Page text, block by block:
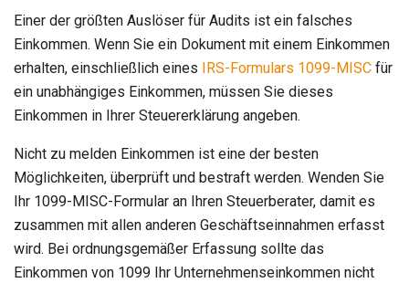
Einer der größten Auslöser für Audits ist ein falsches
Einkommen. Wenn Sie ein Dokument mit einem Einkommen
erhalten, einschließlich eines IRS-Formulars 1099-MISC für
ein unabhängiges Einkommen, müssen Sie dieses
Einkommen in Ihrer Steuererklärung angeben.
Nicht zu melden Einkommen ist eine der besten
Möglichkeiten, überprüft und bestraft werden. Wenden Sie
Ihr 1099-MISC-Formular an Ihren Steuerberater, damit es
zusammen mit allen anderen Geschäftseinnahmen erfasst
wird. Bei ordnungsgemäßer Erfassung sollte das
Einkommen von 1099 Ihr Unternehmenseinkommen nicht